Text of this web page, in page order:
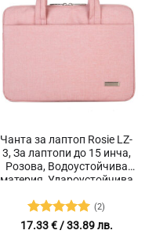
Чанта за лаптоп Rosie LZ-
3, За лаптопи до 15 инча,
Розова, Водоустойчива
материя, Удароустойчива
Оценено с
(2)
17.33€/ 33.89 лв.